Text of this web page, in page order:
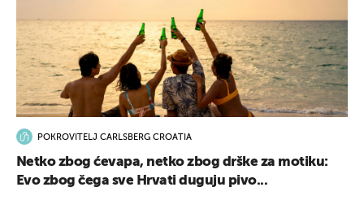
POKROVITELJ CARLSBERG CROATIA
Netko zbog ćevapa, netko zbog drške za motiku:
Evo zbog čega sve Hrvati duguju pivo...